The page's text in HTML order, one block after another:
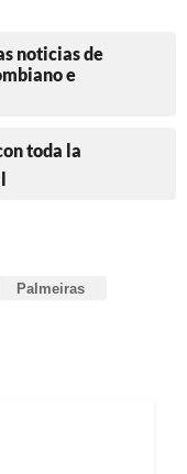
noticias de
e
toda la
Palmeiras